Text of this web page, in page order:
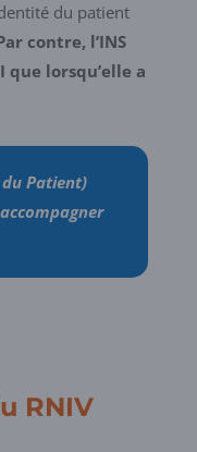
du patient
contre, l’INS
que lorsqu’elle a
Patient)
RNIV